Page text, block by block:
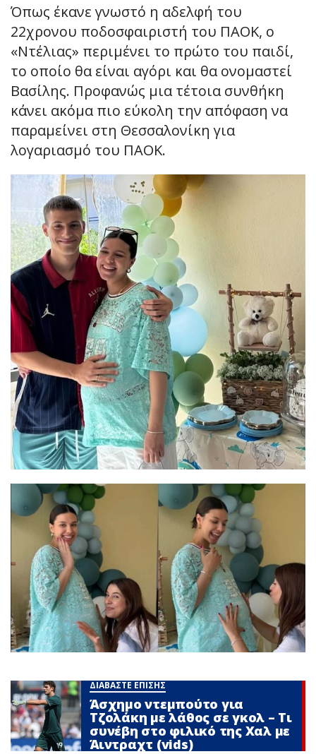
Όπως έκανε γνωστό η αδελφή του
22χρονου ποδοσφαιριστή του ΠΑΟΚ, ο
«Ντέλιας» περιμένει το πρώτο του παιδί,
το οποίο θα είναι αγόρι και θα ονομαστεί
Βασίλης. Προφανώς μια τέτοια συνθήκη
κάνει ακόμα πιο εύκολη την απόφαση να
παραμείνει στη Θεσσαλονίκη για
λογαριασμό του ΠΑΟΚ.
ΔΙΑΒΑΣΤΕ ΕΠΙΣΗΣ
Άσχημο ντεμπούτο για
Τζολάκη με λάθος σε γκολ – Τι
συνέβη στο φιλικό της Χαλ με
Άιντραχτ (vids)